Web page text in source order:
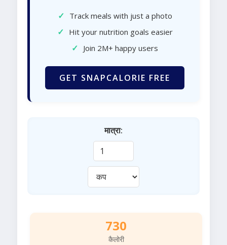
✓ Track meals with just a photo
✓ Hit your nutrition goals easier
✓ Join 2M+ happy users
GET SNAPCALORIE FREE
मात्रा:
730
कैलोरी